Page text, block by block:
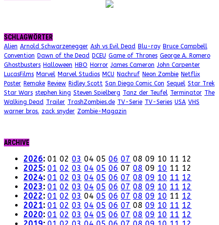
SCHLAGWÖRTER
Alien Arnold Schwarzenegger Ash vs Evil Dead Blu-ray Bruce Campbell
Convention Dawn of the Dead DCEU Game of Thrones George A. Romero
Ghostbusters Halloween HBO Horror James Cameron John Carpenter
LucasFilms Marvel Marvel Studios MCU Nachruf Neon Zombie Netflix
Poster Remake Review Ridley Scott San Diego Comic Con Sequel Star Trek
Star Wars stephen king Steven Spielberg Tanz der Teufel Terminator The
Walking Dead Trailer TrashZombies.de TV-Serie TV-Series USA VHS
warner bros. zack snyder Zombie-Magazin
ARCHIVE
2026: 01 02 03 04 05 06 07 08 09 10 11 12
2025: 01 02 03 04 05 06 07 08 09 10 11 12
2024: 01 02 03 04 05 06 07 08 09 10 11 12
2023: 01 02 03 04 05 06 07 08 09 10 11 12
2022: 01 02 03 04 05 06 07 08 09 10 11 12
2021: 01 02 03 04 05 06 07 08 09 10 11 12
2020: 01 02 03 04 05 06 07 08 09 10 11 12